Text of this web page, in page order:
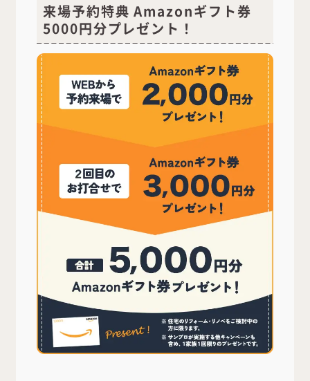
来場予約特典 Amazonギフト券
5000円分プレゼント！